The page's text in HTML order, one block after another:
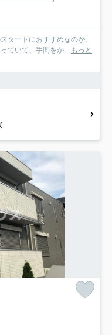
タートにおすすめなのが、
ていて、手間をか... もっと